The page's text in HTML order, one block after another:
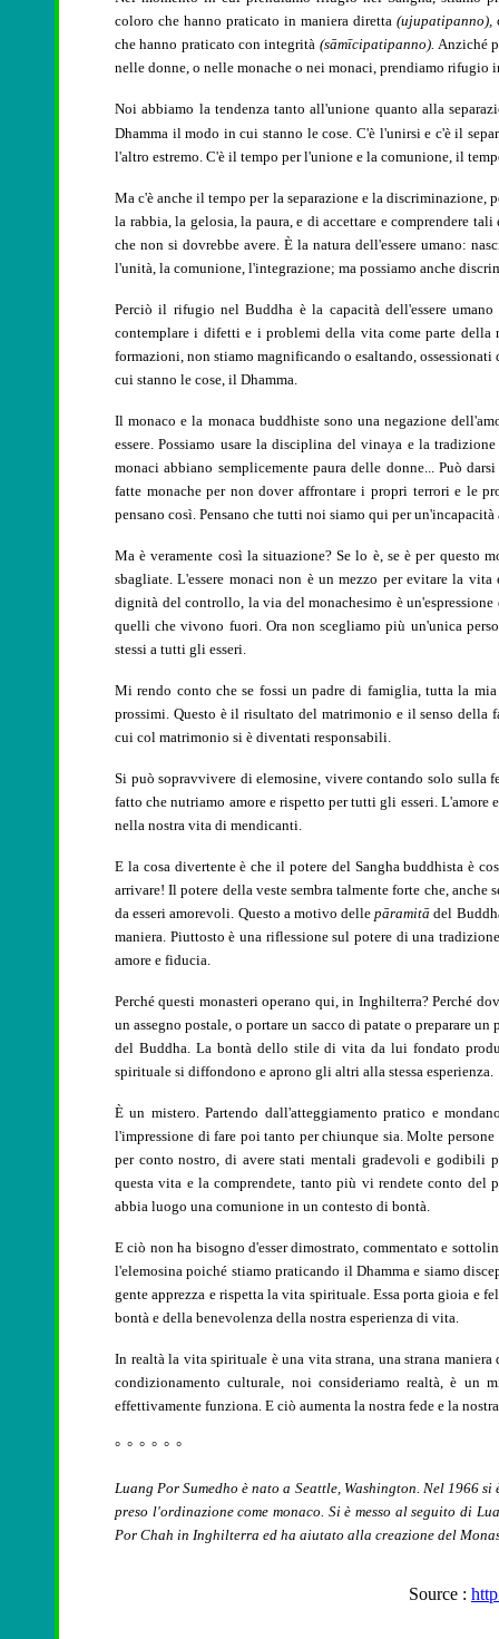
coloro che hanno praticato in maniera diretta(ujupatipanno),
che hanno praticato con integrità (sāmīcipatipanno).Anziché
nelle donne, o nelle monache o nei monaci, prendiamo
Noi abbiamo la tendenza tanto all'unione quanto alla
Dhamma il modo in cui stanno le cose. C'è l'unirsi e c'è il
l'altro estremo. C'è il tempo per l'unione e la comunione, il
Ma c'è anche il tempo per la separazione e la discriminazione,
la rabbia, la gelosia, la paura, e di accettare e comprendere
che non si dovrebbe avere. È la natura dell'essere umano:
l'unità, la comunione, l'integrazione; ma possiamo anche
Perciò il rifugio nel Buddha è la capacità dell'essere umano
contemplare i difetti e i problemi della vita come parte della
formazioni, non stiamo magnificando o esaltando,
cui stanno le cose, il Dhamma.
Il monaco e la monaca buddhiste sono una negazione
essere. Possiamo usare la disciplina del vinaya e la
monaci abbiano semplicemente paura delle donne... Può
fatte monache per non dover affrontare i propri terrori e le
pensano così. Pensano che tutti noi siamo qui per
Ma è veramente così la situazione? Se lo è, se è per questo
sbagliate. L'essere monaci non è un mezzo per evitare la
dignità del controllo, la via del monachesimo è
quelli che vivono fuori. Ora non scegliamo più un'unica
stessi a tutti gli esseri.
Mi rendo conto che se fossi un padre di famiglia, tutta la
prossimi. Questo è il risultato del matrimonio e il senso
cui col matrimonio si è diventati responsabili.
Si può sopravvivere di elemosine, vivere contando solo sulla
fatto che nutriamo amore e rispetto per tutti gli esseri.
nella nostra vita di mendicanti.
E la cosa divertente è che il potere del Sangha buddhista è
arrivare! Il potere della veste sembra talmente forte che,
da esseri amorevoli. Questo a motivo dellepāramitā del
maniera. Piuttosto è una riflessione sul potere di una
amore e fiducia.
Perché questi monasteri operano qui, in Inghilterra? Perché
un assegno postale, o portare un sacco di patate o preparare
del Buddha. La bontà dello stile di vita da lui fondato
spirituale si diffondono e aprono gli altri alla stessa esperienza.
È un mistero. Partendo dall'atteggiamento pratico e
l'impressione di fare poi tanto per chiunque sia. Molte
per conto nostro, di avere stati mentali gradevoli e godibili
questa vita e la comprendete, tanto più vi rendete conto del
abbia luogo una comunione in un contesto di bontà.
E ciò non ha bisogno d'esser dimostrato, commentato e
l'elemosina poiché stiamo praticando il Dhamma e siamo
gente apprezza e rispetta la vita spirituale. Essa porta gioia
bontà e della benevolenza della nostra esperienza di vita.
In realtà la vita spirituale è una vita strana, una strana
condizionamento culturale, noi consideriamo realtà, è un
effettivamente funziona. E ciò aumenta la nostra fede e la
° ° ° ° ° °
Luang Por Sumedho è nato a Seattle, Washington. Nel 1966
preso l'ordinazione come monaco. Si è messo al seguito di
Por Chah in Inghilterra ed ha aiutato alla creazione del
Source :